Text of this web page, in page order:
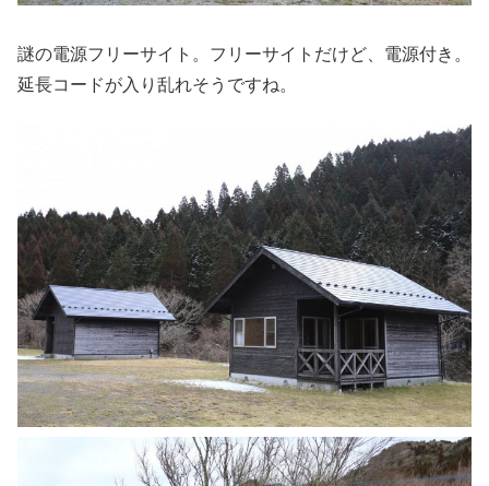
謎の電源フリーサイト。フリーサイトだけど、電源付き。
延長コードが入り乱れそうですね。